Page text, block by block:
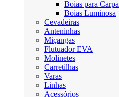
Boias para Carpa
Boias Luminosa
Cevadeiras
Anteninhas
Miçangas
Flutuador EVA
Molinetes
Carretilhas
Varas
Linhas
Acessórios